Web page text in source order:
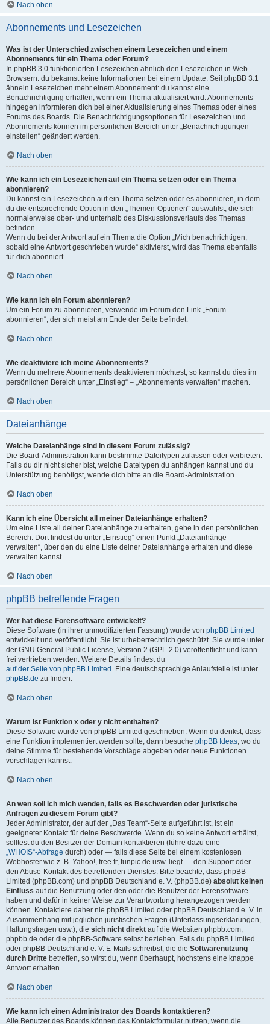
Nach oben
Abonnements und Lesezeichen
Was ist der Unterschied zwischen einem Lesezeichen und einem
Abonnements für ein Thema oder Forum?
In phpBB 3.0 funktionierten Lesezeichen ähnlich den Lesezeichen in Web-
Browsern: du bekamst keine Informationen bei einem Update. Seit phpBB 3.1
ähneln Lesezeichen mehr einem Abonnement: du kannst eine
Benachrichtigung erhalten, wenn ein Thema aktualisiert wird. Abonnements
hingegen informieren dich bei einer Aktualisierung eines Themas oder eines
Forums des Boards. Die Benachrichtigungsoptionen für Lesezeichen und
Abonnements können im persönlichen Bereich unter „Benachrichtigungen
einstellen“ geändert werden.
Nach oben
Wie kann ich ein Lesezeichen auf ein Thema setzen oder ein Thema
abonnieren?
Du kannst ein Lesezeichen auf ein Thema setzen oder es abonnieren, in dem
du die entsprechende Option in den „Themen-Optionen“ auswählst, die sich
normalerweise ober- und unterhalb des Diskussionsverlaufs des Themas
befinden.
Wenn du bei der Antwort auf ein Thema die Option „Mich benachrichtigen,
sobald eine Antwort geschrieben wurde“ aktivierst, wird das Thema ebenfalls
für dich abonniert.
Nach oben
Wie kann ich ein Forum abonnieren?
Um ein Forum zu abonnieren, verwende im Forum den Link „Forum
abonnieren“, der sich meist am Ende der Seite befindet.
Nach oben
Wie deaktiviere ich meine Abonnements?
Wenn du mehrere Abonnements deaktivieren möchtest, so kannst du dies im
persönlichen Bereich unter „Einstieg“ – „Abonnements verwalten“ machen.
Nach oben
Dateianhänge
Welche Dateianhänge sind in diesem Forum zulässig?
Die Board-Administration kann bestimmte Dateitypen zulassen oder verbieten.
Falls du dir nicht sicher bist, welche Dateitypen du anhängen kannst und du
Unterstützung benötigst, wende dich bitte an die Board-Administration.
Nach oben
Kann ich eine Übersicht all meiner Dateianhänge erhalten?
Um eine Liste all deiner Dateianhänge zu erhalten, gehe in den persönlichen
Bereich. Dort findest du unter „Einstieg“ einen Punkt „Dateianhänge
verwalten“, über den du eine Liste deiner Dateianhänge erhalten und diese
verwalten kannst.
Nach oben
phpBB betreffende Fragen
Wer hat diese Forensoftware entwickelt?
Diese Software (in ihrer unmodifizierten Fassung) wurde von phpBB Limited
entwickelt und veröffentlicht. Sie ist urheberrechtlich geschützt. Sie wurde unter
der GNU General Public License, Version 2 (GPL-2.0) veröffentlicht und kann
frei vertrieben werden. Weitere Details findest du
auf der Seite von phpBB Limited . Eine deutschsprachige Anlaufstelle ist unter
phpBB.de zu finden.
Nach oben
Warum ist Funktion x oder y nicht enthalten?
Diese Software wurde von phpBB Limited geschrieben. Wenn du denkst, dass
eine Funktion implementiert werden sollte, dann besuche phpBB Ideas, wo du
deine Stimme für bestehende Vorschläge abgeben oder neue Funktionen
vorschlagen kannst.
Nach oben
An wen soll ich mich wenden, falls es Beschwerden oder juristische
Anfragen zu diesem Forum gibt?
Jeder Administrator, der auf der „Das Team“-Seite aufgeführt ist, ist ein
geeigneter Kontakt für deine Beschwerde. Wenn du so keine Antwort erhältst,
solltest du den Besitzer der Domain kontaktieren (führe dazu eine
„WHOIS“-Abfrage durch) oder — falls diese Seite bei einem kostenlosen
Webhoster wie z. B. Yahoo!, free.fr, funpic.de usw. liegt — den Support oder
den Abuse-Kontakt des betreffenden Dienstes. Bitte beachte, dass phpBB
Limited (phpBB.com) und phpBB Deutschland e. V. (phpBB.de) absolut keinen
Einfluss auf die Benutzung oder den oder die Benutzer der Forensoftware
haben und dafür in keiner Weise zur Verantwortung herangezogen werden
können. Kontaktiere daher nie phpBB Limited oder phpBB Deutschland e. V. in
Zusammenhang mit jeglichen juristischen Fragen (Unterlassungserklärungen,
Haftungsfragen usw.), die sich nicht direkt auf die Websiten phpbb.com,
phpbb.de oder die phpBB-Software selbst beziehen. Falls du phpBB Limited
oder phpBB Deutschland e. V. E-Mails schreibst, die die Softwarenutzung
durch Dritte betreffen, so wirst du, wenn überhaupt, höchstens eine knappe
Antwort erhalten.
Nach oben
Wie kann ich einen Administrator des Boards kontaktieren?
Alle Benutzer des Boards können das Kontaktformular nutzen, wenn die